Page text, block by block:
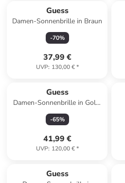
Guess
Damen-Sonnenbrille in Braun
-70%
37,99 €
UVP: 130,00 €*
Guess
Damen-Sonnenbrille in Gold/
Braun
-65%
41,99 €
UVP: 120,00 €*
Guess